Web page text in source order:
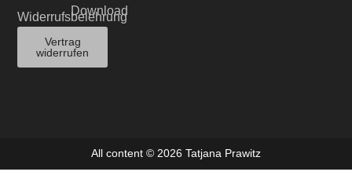
Widerrufsbelehrung
Vertrag
widerrufen
Download
All content © 2026 Tatjana Prawitz